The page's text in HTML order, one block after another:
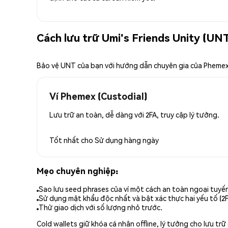
Cách lưu trữ Umi's Friends Unity
Bảo vệ UNT của bạn với hướng dẫn chuyên gia của
Ví Phemex (Custodial)
Lưu trữ an toàn, dễ dàng với 2FA, truy cập lý tưởng.
Tốt nhất cho Sử dụng hàng ngày
Mẹo chuyên nghiệp:
Sao lưu seed phrases của ví một cách an toàn ngoại
Sử dụng mật khẩu độc nhất và bật xác thực hai yếu tố
Thử giao dịch với số lượng nhỏ trước.
Cold wallets giữ khóa cá nhân offline, lý tưởng cho lưu